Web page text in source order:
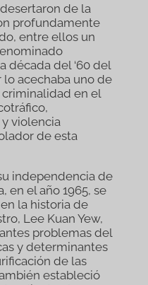
de la
profundamente
entre ellos un
década del ‘60 del
lo acechaba uno de
en el
violencia
de esta
independencia de
en el año 1965, se
la historia de
Lee Kuan Yew,
problemas del
y determinantes
de las
estableció